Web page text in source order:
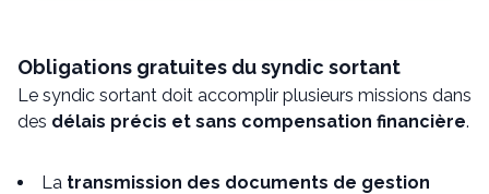
Obligations gratuites du syndic sortant
Le syndic sortant doit accomplir plusieurs missions dans
des délais précis et sans compensation financière.
La transmission des documents de gestion